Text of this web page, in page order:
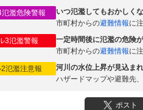
氾濫危険警報
いつ氾濫してもおかしく
市町村からの避難情報に
3氾濫警報
一定時間後に氾濫の危険
市町村からの避難情報に
氾濫注意報
河川の水位上昇が見込ま
ハザードマップや避難先
ポスト